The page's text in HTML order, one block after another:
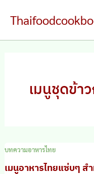
เมนูชุดข้า
บทความอาหารไทย
เมนูอาหารไทยแซ่บๆ ส